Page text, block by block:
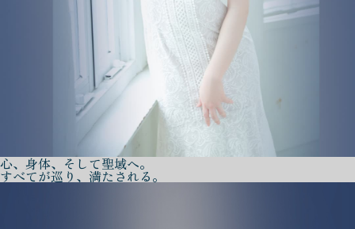
心、身体、そして聖域へ。
すべてが巡り、満たされる。